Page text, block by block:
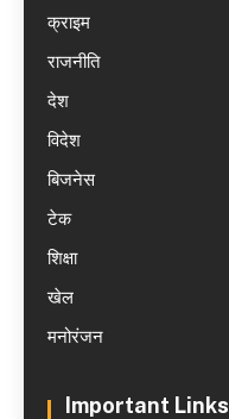
क्राइम
राजनीति
देश
विदेश
बिजनेस
टेक
शिक्षा
खेल
मनोरंजन
Important Links